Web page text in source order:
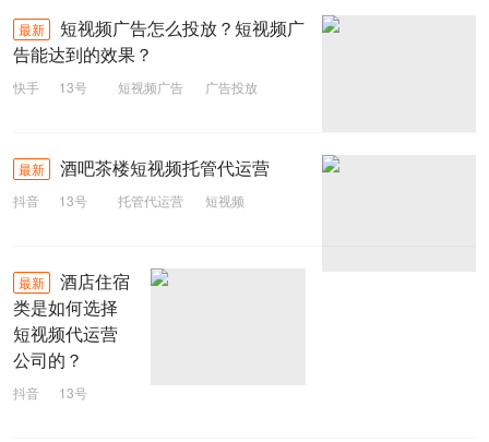
最新
短视频广告怎么投放？短视频广
告能达到的效果？
快手 13号 短视频广告
广告投放
最新 酒吧茶楼短视频托管代运营
抖音 13号 托管代运营
短视频
最新
酒店住宿
类是如何选择
短视频代运营
公司的？
抖音
13号